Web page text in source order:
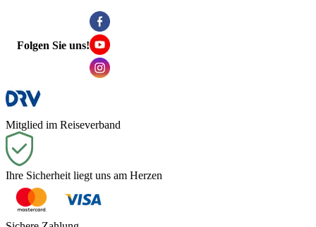
Folgen Sie uns!
Mitglied im Reiseverband
Ihre Sicherheit liegt uns am Herzen